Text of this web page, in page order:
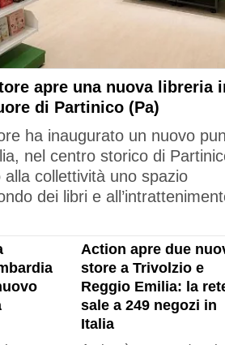
apre una nuova libreria
di Partinico (Pa)
ha inaugurato un nuovo
nel centro storico di
collettività uno spazio
dei libri e
Action apre due
store a Trivolzio e
Reggio Emilia: la
sale a 249 negozi in
Italia